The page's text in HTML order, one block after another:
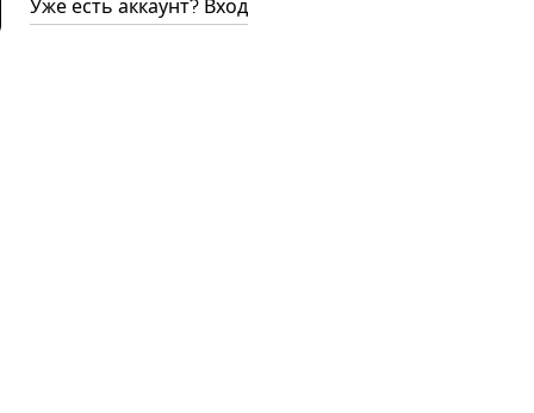
Уже есть аккаунт? Вход